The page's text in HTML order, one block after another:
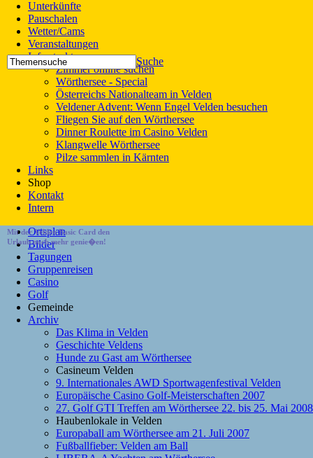
Mit der Velden Basic Card den
Urlaub noch mehr genie�en!
Unterkünfte
Pauschalen
Wetter/Cams
Veranstaltungen
Infrastruktur
Zimmer online suchen
Wörthersee - Special
Österreichs Nationalteam in Velden
Veldener Advent: Wenn Engel Velden besuchen
Fliegen Sie auf den Wörthersee
Dinner Roulette im Casino Velden
Klangwelle Wörthersee
Pilze sammlen in Kärnten
Links
Shop
Kontakt
Intern
Ortsplan
Bilder
Tagungen
Gruppenreisen
Casino
Golf
Gemeinde
Archiv
Das Klima in Velden
Geschichte Veldens
Hunde zu Gast am Wörthersee
Casineum Velden
9. Internationales AWD Sportwagenfestival Velden
Europäische Casino Golf-Meisterschaften 2007
27. Golf GTI Treffen am Wörthersee 22. bis 25. Mai 2008
Haubenlokale in Velden
Europaball am Wörthersee am 21. Juli 2007
Fußballfieber: Velden am Ball
Suche